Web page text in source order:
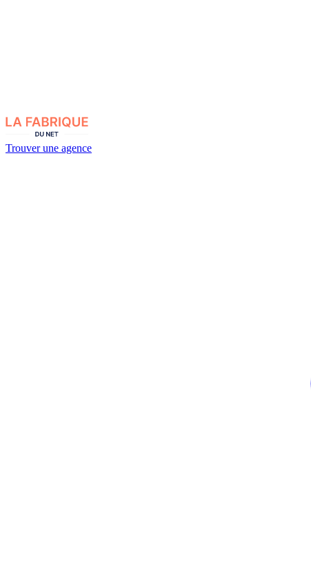
Trouver une agence